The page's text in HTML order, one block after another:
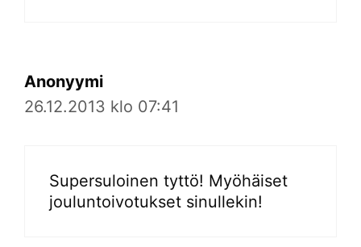
Anonyymi
26.12.2013 klo 07:41
Supersuloinen tyttö! Myöhäiset
jouluntoivotukset sinullekin!